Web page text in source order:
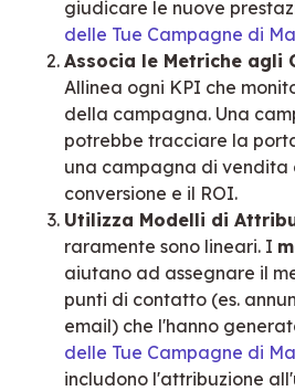
giudicare le nuove
delle Tue Campagne di
Associa le Metriche agli
Allinea ogni KPI che
della campagna. Una
potrebbe tracciare la
una campagna di
conversione e il ROI.
Utilizza Modelli di
raramente sono lineari. I
aiutano ad assegnare il
punti di contatto (es.
email) che l'hanno
delle Tue Campagne di
includono l'attribuzione